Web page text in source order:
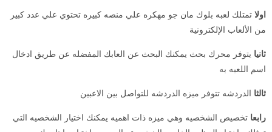
اولا تمتلك لعبه بلوك مان جو مهكره علي منصه كبيره تحتوي علي عدد كبير
من الألعاب الإلكترونية
ثانيا يتوفر محرك بحث يمكنك البحث عن العابك المفضله عن طريق ادخال
اسم اللعبه به
ثالثا الدردشه تتوفر ميزه الدردشه للتواصل بين الاعبين
رابعا تخصيص الشخصيه وهي ميزه ذات اهميه يمكنك اختيار الشخصيه التي